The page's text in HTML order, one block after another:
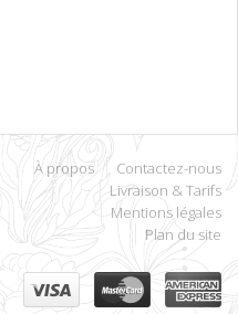
À propos
Contactez-nous
Livraison & Tarifs
Mentions légales
Plan du site